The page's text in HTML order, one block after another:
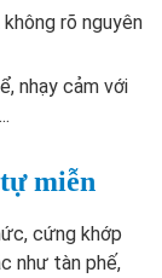
rõ nguyên
nhạy cảm với
miễn
cứng khớp
như tàn phế,